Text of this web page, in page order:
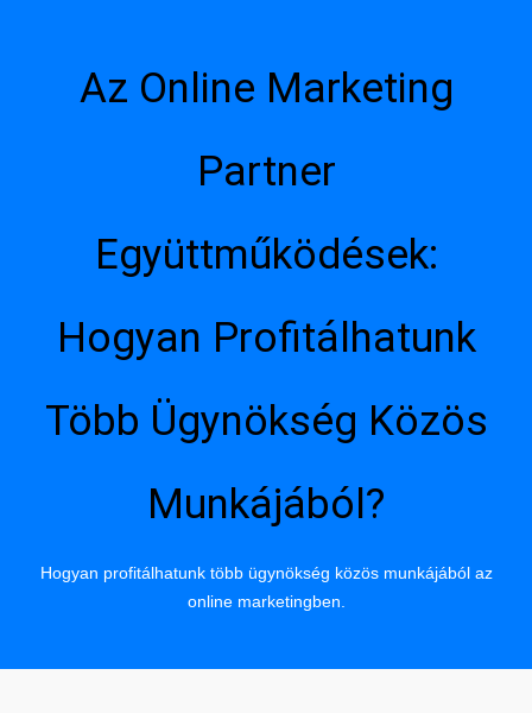
Az Online Marketing
Partner
Együttműködések:
Hogyan Profitálhatunk
Több Ügynökség Közös
Munkájából?
Hogyan profitálhatunk több ügynökség közös munkájából az
online marketingben.